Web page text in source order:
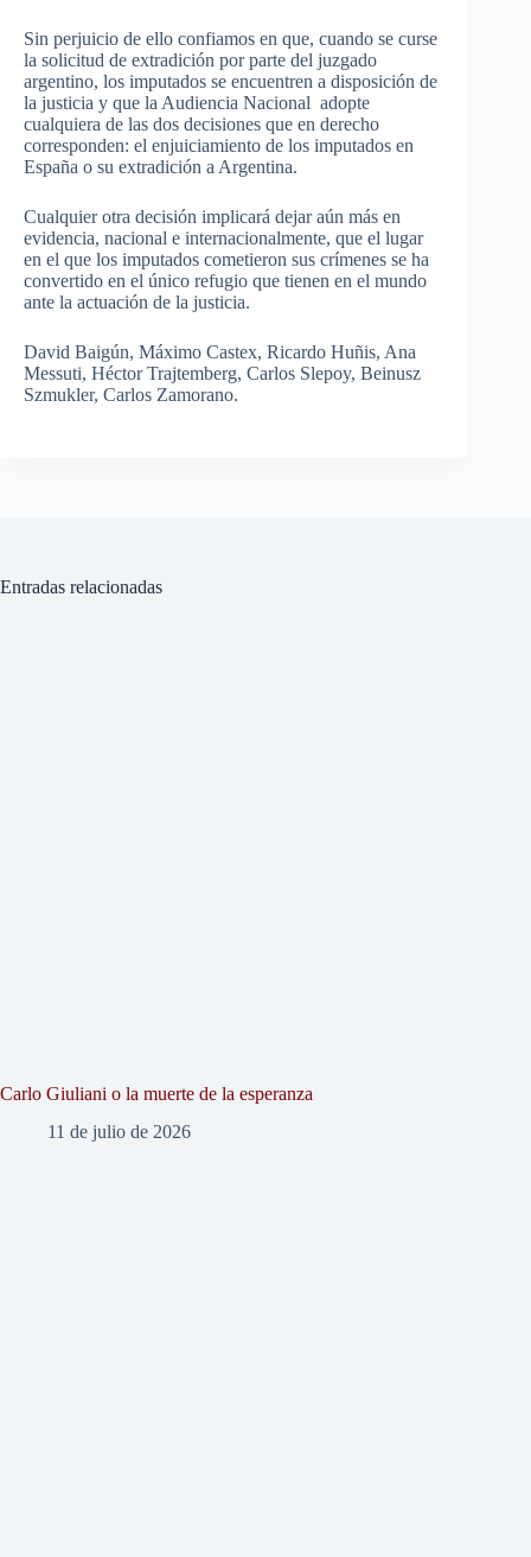
Sin perjuicio de ello confiamos en que, cuando se curse
la solicitud de extradición por parte del juzgado
argentino, los imputados se encuentren a disposición de
la justicia y que la Audiencia Nacional adopte
cualquiera de las dos decisiones que en derecho
corresponden: el enjuiciamiento de los imputados en
España o su extradición a Argentina.
Cualquier otra decisión implicará dejar aún más en
evidencia, nacional e internacionalmente, que el lugar
en el que los imputados cometieron sus crímenes se ha
convertido en el único refugio que tienen en el mundo
ante la actuación de la justicia.
David Baigún, Máximo Castex, Ricardo Huñis, Ana
Messuti, Héctor Trajtemberg, Carlos Slepoy, Beinusz
Szmukler, Carlos Zamorano.
Entradas relacionadas
Carlo Giuliani o la muerte de la esperanza
11 de julio de 2026